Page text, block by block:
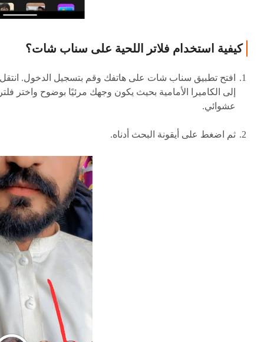
كيفية استخدام فلاتر اللحية على سناب شات؟
افتح تطبيق سناب شات على هاتفك وقم بتسجيل الدخول. انتقل
إلى الكاميرا الأمامية بحيث يكون وجهك مرئيًا بوضوح واختر
عشوائي.
ثم اضغط على أيقونة البحث أدناه.